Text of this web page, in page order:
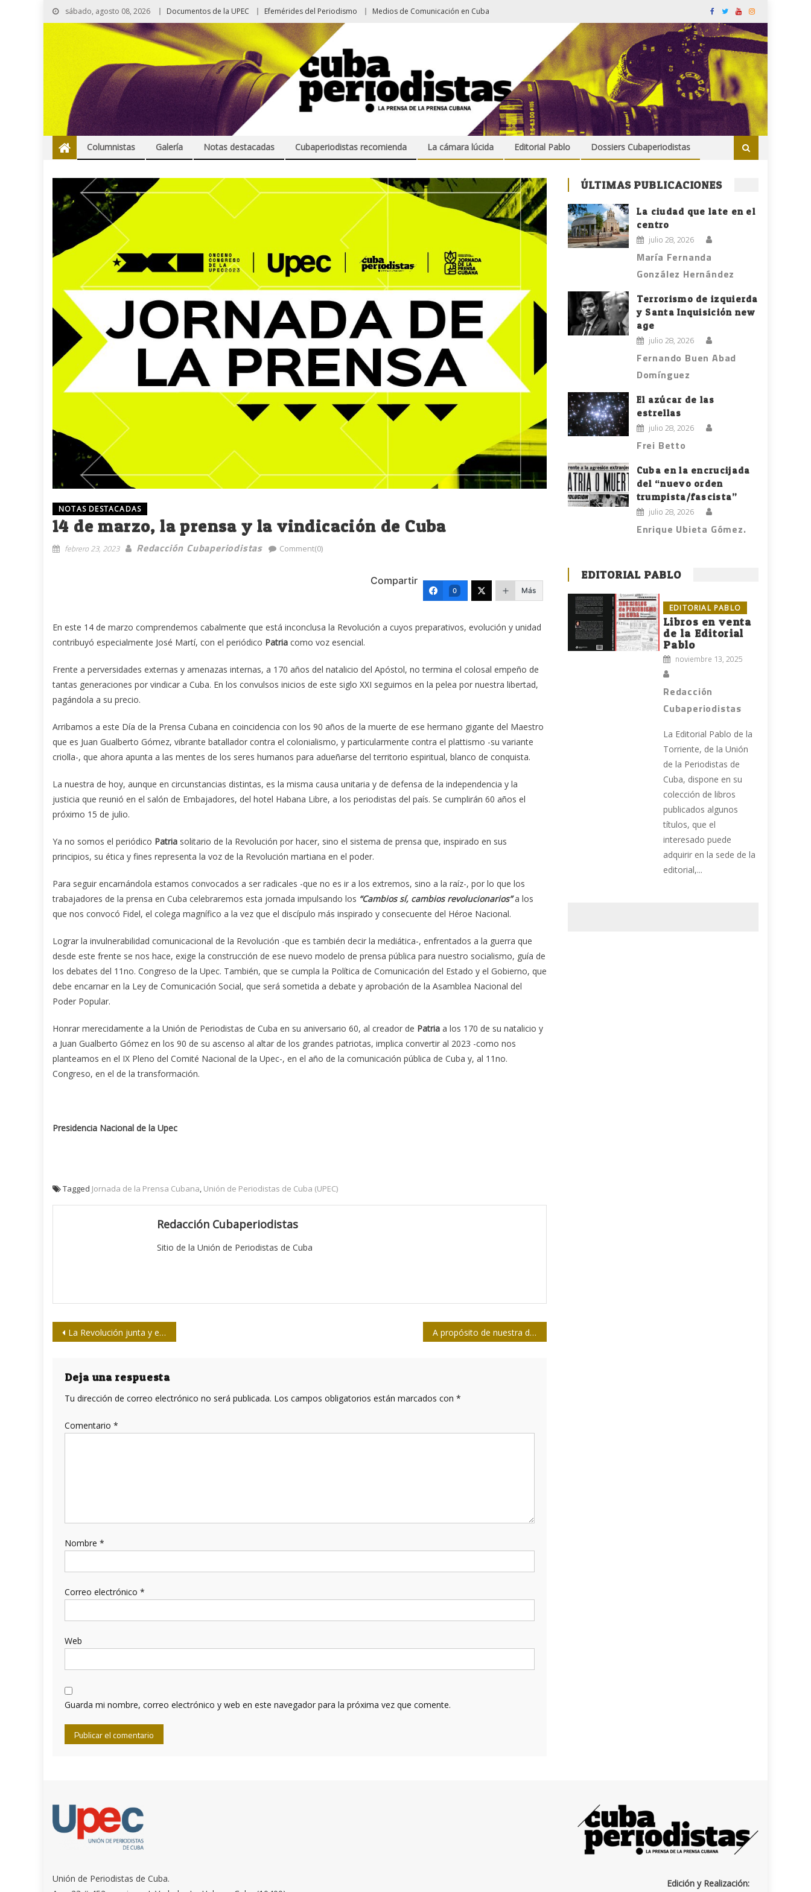
sábado, agosto 08, 2026 Documentos de la UPEC Efemérides del Periodismo Medios de Comunicación en Cuba
Columnistas Galería Notas destacadas Cubaperiodistas recomienda La cámara lúcida Editorial Pablo Dossiers Cubaperiodistas
NOTAS DESTACADAS
14 de marzo, la prensa y la vindicación de Cuba
febrero 23, 2023 Redacción Cubaperiodistas Comment(0)
Compartir
0 Más
En este 14 de marzo comprendemos cabalmente que está inconclusa la Revolución a cuyos preparativos, evolución y unidad
contribuyó especialmente José Martí, con el periódico Patria como voz esencial.
Frente a perversidades externas y amenazas internas, a 170 años del natalicio del Apóstol, no termina el colosal empeño de
tantas generaciones por vindicar a Cuba. En los convulsos inicios de este siglo XXI seguimos en la pelea por nuestra libertad,
pagándola a su precio.
Arribamos a este Día de la Prensa Cubana en coincidencia con los 90 años de la muerte de ese hermano gigante del Maestro
que es Juan Gualberto Gómez, vibrante batallador contra el colonialismo, y particularmente contra el plattismo -su variante
criolla-, que ahora apunta a las mentes de los seres humanos para adueñarse del territorio espiritual, blanco de conquista.
La nuestra de hoy, aunque en circunstancias distintas, es la misma causa unitaria y de defensa de la independencia y la
justicia que reunió en el salón de Embajadores, del hotel Habana Libre, a los periodistas del país. Se cumplirán 60 años el
próximo 15 de julio.
Ya no somos el periódico Patria solitario de la Revolución por hacer, sino el sistema de prensa que, inspirado en sus
principios, su ética y fines representa la voz de la Revolución martiana en el poder.
Para seguir encarnándola estamos convocados a ser radicales -que no es ir a los extremos, sino a la raíz-, por lo que los
trabajadores de la prensa en Cuba celebraremos esta jornada impulsando los “Cambios sí, cambios revolucionarios”a los
que nos convocó Fidel, el colega magnífico a la vez que el discípulo más inspirado y consecuente del Héroe Nacional.
Lograr la invulnerabilidad comunicacional de la Revolución -que es también decir la mediática-, enfrentados a la guerra que
desde este frente se nos hace, exige la construcción de ese nuevo modelo de prensa pública para nuestro socialismo, guía de
los debates del 11no. Congreso de la Upec. También, que se cumpla la Política de Comunicación del Estado y el Gobierno, que
debe encarnar en la Ley de Comunicación Social, que será sometida a debate y aprobación de la Asamblea Nacional del
Poder Popular.
Honrar merecidamente a la Unión de Periodistas de Cuba en su aniversario 60, al creador de Patria a los 170 de su natalicio y
a Juan Gualberto Gómez en los 90 de su ascenso al altar de los grandes patriotas, implica convertir al 2023 -como nos
planteamos en el IX Pleno del Comité Nacional de la Upec-, en el año de la comunicación pública de Cuba y, al 11no.
Congreso, en el de la transformación.
Presidencia Nacional de la Upec
Tagged Jornada de la Prensa Cubana, Unión de Periodistas de Cuba (UPEC)
Redacción Cubaperiodistas
Sitio de la Unión de Periodistas de Cuba
Navegación
entradas
La Revolución junta y el Congreso pone a dialogar A propósito de nuestra deuda con José Martí
Deja una respuesta
Tu dirección de correo electrónico no será publicada. Los campos obligatorios están marcados con *
Comentario *
Nombre *
Correo electrónico *
Web
Guarda mi nombre, correo electrónico y web en este navegador para la próxima vez que comente.
ÚLTIMAS PUBLICACIONES
La ciudad que late en el
centro
julio 28, 2026
María Fernanda
González Hernández
Terrorismo de izquierda
y Santa Inquisición new
age
julio 28, 2026
Fernando Buen Abad
Domínguez
El azúcar de las
estrellas
julio 28, 2026
Frei Betto
Cuba en la encrucijada
del “nuevo orden
trumpista/fascista”
julio 28, 2026
Enrique Ubieta Gómez.
EDITORIAL PABLO
EDITORIAL PABLO
Libros en venta
de la Editorial
Pablo
noviembre 13, 2025
Redacción
Cubaperiodistas
La Editorial Pablo de la
Torriente, de la Unión
de la Periodistas de
Cuba, dispone en su
colección de libros
publicados algunos
títulos, que el
interesado puede
adquirir en la sede de la
editorial,...
Unión de Periodistas de Cuba.
Edición y Realización: